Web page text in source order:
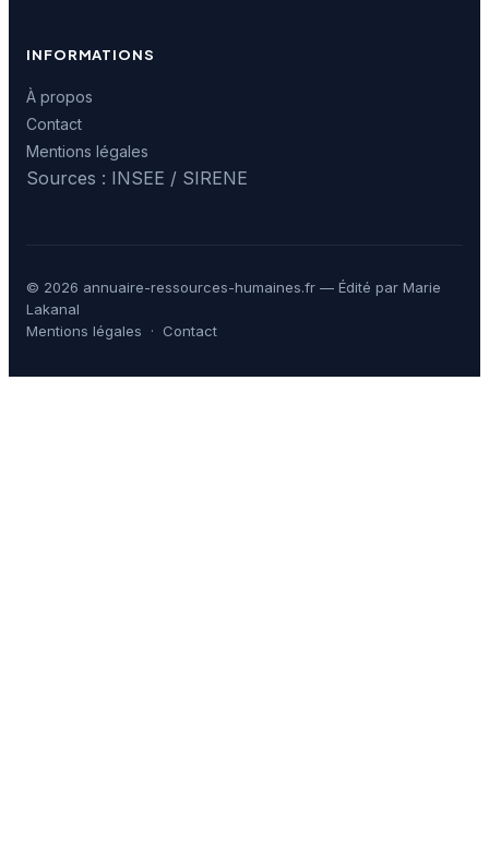
INFORMATIONS
À propos
Contact
Mentions légales
Sources : INSEE / SIRENE
© 2026 annuaire-ressources-humaines.fr — Édité par Marie
Lakanal
Mentions légales · Contact